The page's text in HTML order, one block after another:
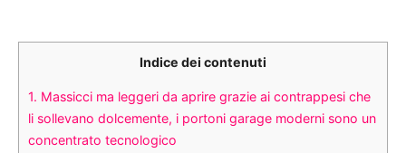
Indice dei contenuti
1. Massicci ma leggeri da aprire grazie ai contrappesi che
li sollevano dolcemente, i portoni garage moderni sono un
concentrato tecnologico